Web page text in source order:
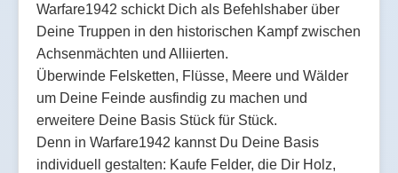
Warfare1942 schickt Dich als Befehlshaber über
Deine Truppen in den historischen Kampf zwischen
Achsenmächten und Alliierten.
Überwinde Felsketten, Flüsse, Meere und Wälder
um Deine Feinde ausfindig zu machen und
erweitere Deine Basis Stück für Stück.
Denn in Warfare1942 kannst Du Deine Basis
individuell gestalten: Kaufe Felder, die Dir Holz,